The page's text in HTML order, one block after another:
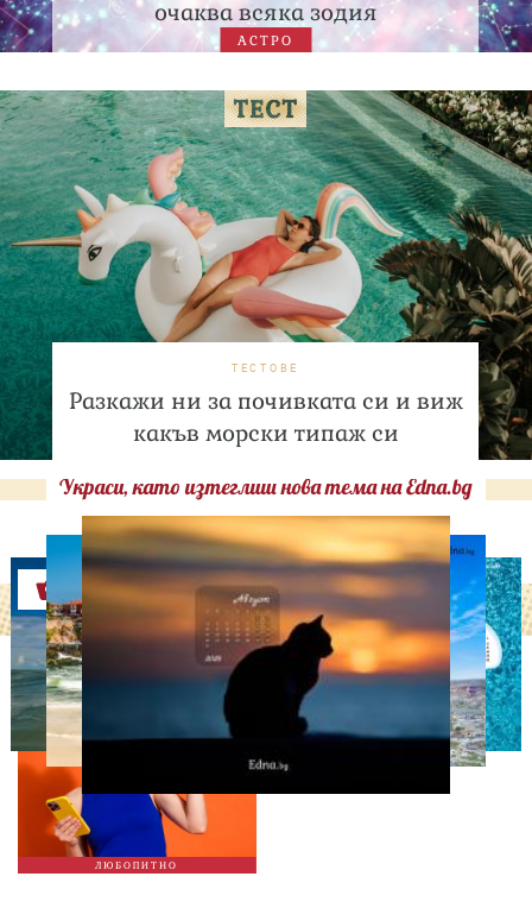
очаква всяка зодия
АСТРО
ТЕСТОВЕ
Разкажи ни за почивката си и виж
какъв морски типаж си
Украси, като изтеглиш нова тема на Edna.bg
Оферти
ЛЮБОПИТНО
ЛЮБОПИТНО
ТЕСТ: Какво издава
телефонът ти за теб?